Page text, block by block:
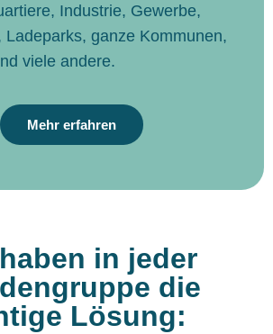
Industrie, Gewerbe,
Ladeparks, ganze Kommunen,
viele andere.
Mehr erfahren
in jeder
die
Lösung: